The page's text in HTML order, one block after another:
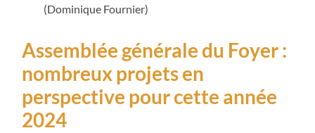
(Dominique Fournier)
Assemblée générale du Foyer :
nombreux projets en
perspective pour cette année
2024